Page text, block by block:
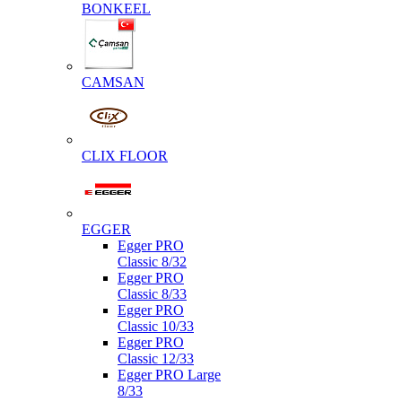
BONKEEL
CAMSAN
CLIX FLOOR
EGGER
Egger PRO
Classic 8/32
Egger PRO
Classic 8/33
Egger PRO
Classic 10/33
Egger PRO
Classic 12/33
Egger PRO Large
8/33